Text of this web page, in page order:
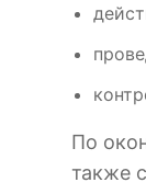
По
также